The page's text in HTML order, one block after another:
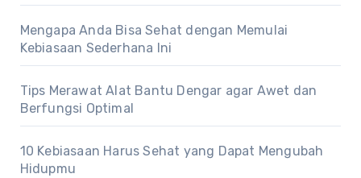
Mengapa Anda Bisa Sehat dengan Memulai
Kebiasaan Sederhana Ini
Tips Merawat Alat Bantu Dengar agar Awet dan
Berfungsi Optimal
10 Kebiasaan Harus Sehat yang Dapat Mengubah
Hidupmu